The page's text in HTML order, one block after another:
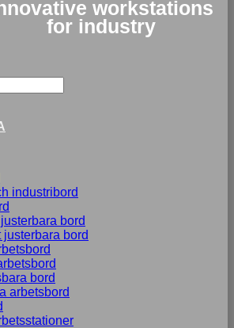
workstations
for industry
industribord
bord
justerbara bord
bord
arbetsbord